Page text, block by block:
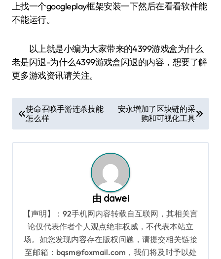
上找一个googleplay框架安装一下然后在看看软件能
不能运行。
以上就是小编为大家带来的4399游戏盒为什么
老是闪退-为什么4399游戏盒闪退的内容，想要了解
更多游戏资讯请关注。
章
导
使命召唤手游连杀技能
怎么样
安永增加了区块链的采
购和可视化工具
由 dawei
【声明】：92手机网内容转载自互联网，其相关言
论仅代表作者个人观点绝非权威，不代表本站立
场。如您发现内容存在版权问题，请提交相关链接
至邮箱：bqsm@foxmail.com，我们将及时予以处